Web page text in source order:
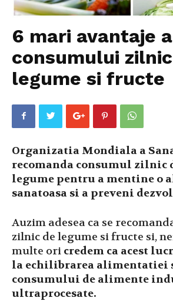
6 mari avantaje
consumului
legume si fructe
Organizatia Mondiala a
recomanda consumul zilnic
legume pentru a mentine o
sanatoasa si a preveni
Auzim adesea ca se
zilnic de legume si fructe si,
multe ori credem ca acest
la echilibrarea alimentatiei
consumului de alimente
ultraprocesate.